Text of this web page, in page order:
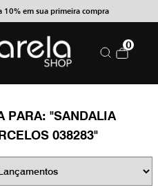
10% em sua primeira compra
0
PARA: "SANDALIA
038283"